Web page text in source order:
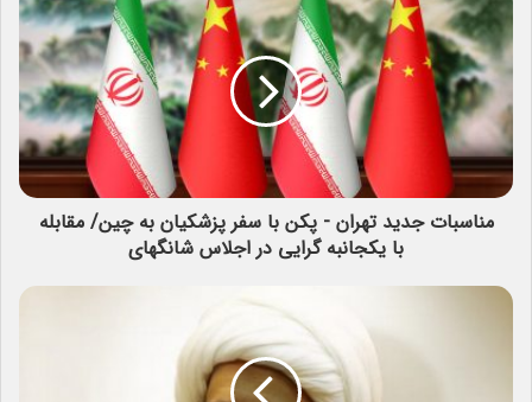
مناسبات جدید تهران - پکن با سفر پزشکیان به چین/ مقابله
با یکجانبه گرایی در اجلاس شانگهای